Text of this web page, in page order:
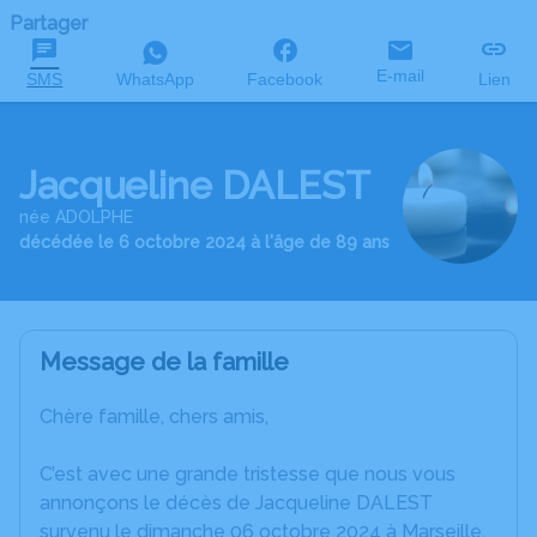
Partager
SMS WhatsApp Facebook E-mail Lien
Jacqueline DALEST
née ADOLPHE
décédée le 6 octobre 2024 à l'âge de 89 ans
Message de la famille
Chère famille, chers amis,
C’est avec une grande tristesse que nous vous
annonçons le décès de Jacqueline DALEST
survenu le dimanche 06 octobre 2024 à Marseille.